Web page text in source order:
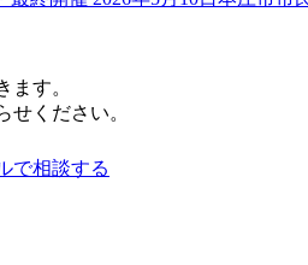
ます。
せください。
で相談する